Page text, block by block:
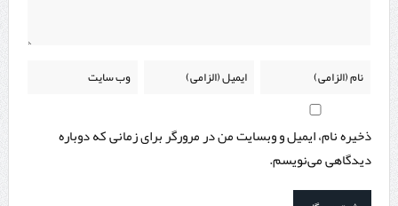
ذخیره نام، ایمیل و وبسایت من در مرورگر برای زمانی که دوباره
دیدگاهی می‌نویسم.